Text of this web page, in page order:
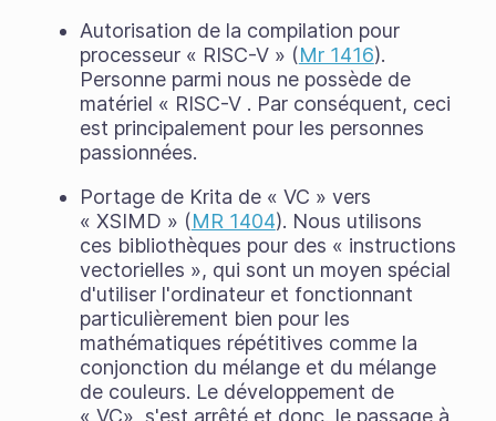
Autorisation de la compilation pour
processeur « RISC-V » (Mr 1416).
Personne parmi nous ne possède de
matériel « RISC-V . Par conséquent, ceci
est principalement pour les personnes
passionnées.
Portage de Krita de « VC » vers
« XSIMD » (MR 1404). Nous utilisons
ces bibliothèques pour des « instructions
vectorielles », qui sont un moyen spécial
d'utiliser l'ordinateur et fonctionnant
particulièrement bien pour les
mathématiques répétitives comme la
conjonction du mélange et du mélange
de couleurs. Le développement de
« VC» s'est arrêté et donc, le passage à